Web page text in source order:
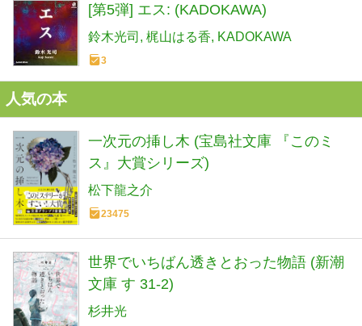
[第5弾] エス: (KADOKAWA)
鈴木光司 梶山はる香 KADOKAWA
3
人気の本
一次元の挿し木 (宝島社文庫 『このミ
ス』大賞シリーズ)
松下龍之介
23475
世界でいちばん透きとおった物語 (新潮
文庫 す 31-2)
杉井光